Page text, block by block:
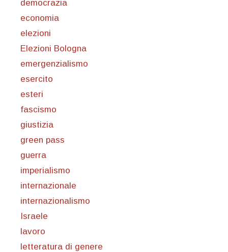
democrazia
economia
elezioni
Elezioni Bologna
emergenzialismo
esercito
esteri
fascismo
giustizia
green pass
guerra
imperialismo
internazionale
internazionalismo
Israele
lavoro
letteratura di genere